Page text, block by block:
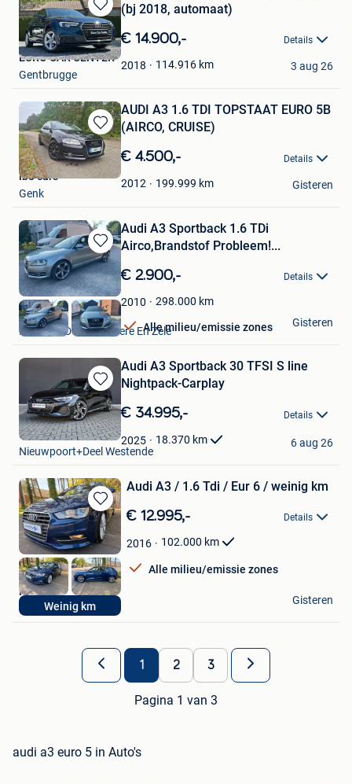
Bewaren
in
Mijn
Favorieten
(bj 2018, automaat)
€ 14.900,- Details
2018 114.916 km
EURO CAR CENTER
Gentbrugge
3 aug 26
Bewaren
in
Mijn
Favorieten
AUDI A3 1.6 TDI TOPSTAAT EURO 5B
(AIRCO, CRUISE)
€ 4.500,- Details
2012 199.999 km
ibo cars
Genk
Gisteren
Bewaren
in
Mijn
Favorieten
Audi A3 Sportback 1.6 TDi
Airco,Brandstof Probleem!...
€ 2.900,- Details
2010 298.000 km
Alle milieu/emissie zones
m.s
Lokeren+Deel Overmere En Zele
Gisteren
Bewaren
in
Mijn
Favorieten
Audi A3 Sportback 30 TFSI S line
Nightpack-Carplay
€ 34.995,- Details
2025 18.370 km
Lazoore-Cars
Nieuwpoort+Deel Westende
6 aug 26
Bewaren
in
Mijn
Favorieten
Weinig km
Audi A3 / 1.6 Tdi / Eur 6 / weinig km
€ 12.995,- Details
2016 102.000 km
Alle milieu/emissie zones
R-motors
Mol
Gisteren
1 2 3
Pagina 1 van 3
audi a3 euro 5 in Auto's